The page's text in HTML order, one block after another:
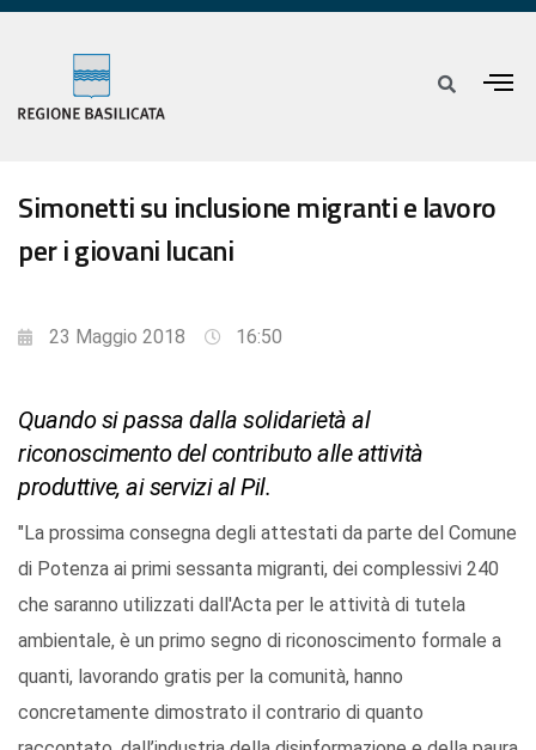
Simonetti su inclusione migranti e lavoro
per i giovani lucani
23 Maggio 2018 16:50
Quando si passa dalla solidarietà al
riconoscimento del contributo alle attività
produttive, ai servizi al Pil.
"La prossima consegna degli attestati da parte del Comune
di Potenza ai primi sessanta migranti, dei complessivi 240
che saranno utilizzati dall'Acta per le attività di tutela
ambientale, è un primo segno di riconoscimento formale a
quanti, lavorando gratis per la comunità, hanno
concretamente dimostrato il contrario di quanto